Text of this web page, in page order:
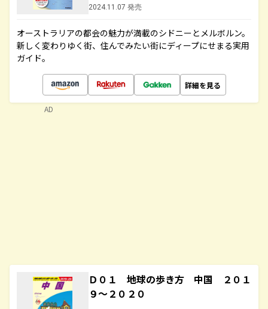
2024.11.07 発売
オーストラリアの都会の魅力が満載のシドニーとメルボルン。
新しく変わりゆく街、住んでみたい街にディープにせまる実用
ガイド。
詳細を見る
Ｄ０１ 地球の歩き方 中国 ２０１
９～２０２０
AD